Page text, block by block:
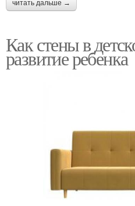
читать дальше →
Как стены в
развитие ребенка